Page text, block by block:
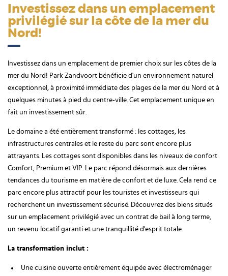
Investissez dans un emplacement
privilégié sur la côte de la mer du
Nord!
Investissez dans un emplacement de premier choix sur les côtes de la
mer du Nord! Park Zandvoort bénéficie d'un environnement naturel
exceptionnel, à proximité immédiate des plages de la mer du Nord et à
quelques minutes à pied du centre-ville. Cet emplacement unique en
fait un investissement sûr.
Le domaine a été entièrement transformé : les cottages, les
infrastructures centrales et le reste du parc sont encore plus
attrayants. Les cottages sont disponibles dans les niveaux de confort
Comfort, Premium et VIP. Le parc répond désormais aux dernières
tendances du tourisme en matière de confort et de luxe. Cela rend ce
parc encore plus attractif pour les touristes et investisseurs qui
recherchent un investissement sécurisé. Découvrez des biens situés
sur un emplacement privilégié avec un contrat de bail à long terme,
un revenu locatif garanti et une tranquillité d'esprit totale.
La transformation inclut :
Une cuisine ouverte entièrement équipée avec électroménager